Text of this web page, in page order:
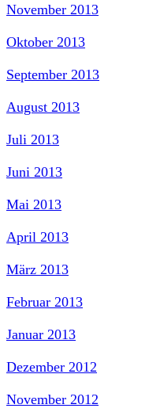
November 2013
Oktober 2013
September 2013
August 2013
Juli 2013
Juni 2013
Mai 2013
April 2013
März 2013
Februar 2013
Januar 2013
Dezember 2012
November 2012